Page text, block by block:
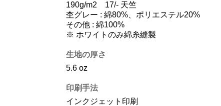
190g/m2 17/- 天竺
杢グレー : 綿80%、ポリエステル20%
その他 : 綿100%
※ ホワイトのみ綿糸縫製
生地の厚さ
5.6 oz
印刷手法
インクジェット印刷